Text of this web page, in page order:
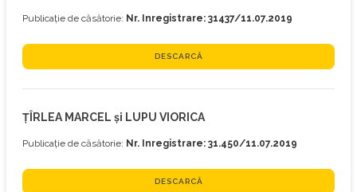
Publicație de căsătorie: Nr. Inregistrare: 31437/11.07.2019
DESCARCĂ
ȚÎRLEA MARCEL și LUPU VIORICA
Publicație de căsătorie: Nr. Inregistrare: 31.450/11.07.2019
DESCARCĂ